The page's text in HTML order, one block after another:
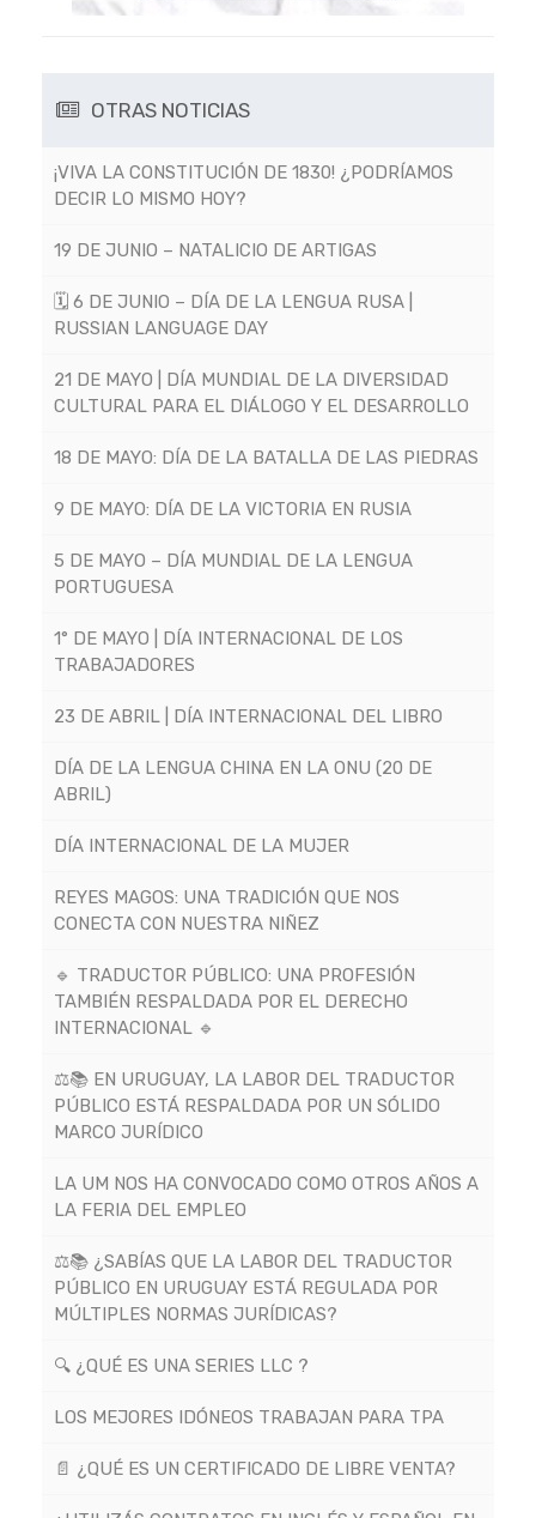
OTRAS NOTICIAS
¡VIVA LA CONSTITUCIÓN DE 1830! ¿PODRÍAMOS
DECIR LO MISMO HOY?
19 DE JUNIO – NATALICIO DE ARTIGAS
🗓 6 DE JUNIO – DÍA DE LA LENGUA RUSA |
RUSSIAN LANGUAGE DAY
21 DE MAYO | DÍA MUNDIAL DE LA DIVERSIDAD
CULTURAL PARA EL DIÁLOGO Y EL DESARROLLO
18 DE MAYO: DÍA DE LA BATALLA DE LAS PIEDRAS
9 DE MAYO: DÍA DE LA VICTORIA EN RUSIA
5 DE MAYO – DÍA MUNDIAL DE LA LENGUA
PORTUGUESA
1° DE MAYO | DÍA INTERNACIONAL DE LOS
TRABAJADORES
23 DE ABRIL | DÍA INTERNACIONAL DEL LIBRO
DÍA DE LA LENGUA CHINA EN LA ONU (20 DE
ABRIL)
DÍA INTERNACIONAL DE LA MUJER
REYES MAGOS: UNA TRADICIÓN QUE NOS
CONECTA CON NUESTRA NIÑEZ
🔹 TRADUCTOR PÚBLICO: UNA PROFESIÓN
TAMBIÉN RESPALDADA POR EL DERECHO
INTERNACIONAL 🔹
⚖️📚 EN URUGUAY, LA LABOR DEL TRADUCTOR
PÚBLICO ESTÁ RESPALDADA POR UN SÓLIDO
MARCO JURÍDICO
LA UM NOS HA CONVOCADO COMO OTROS AÑOS A
LA FERIA DEL EMPLEO
⚖️📚 ¿SABÍAS QUE LA LABOR DEL TRADUCTOR
PÚBLICO EN URUGUAY ESTÁ REGULADA POR
MÚLTIPLES NORMAS JURÍDICAS?
🔍 ¿QUÉ ES UNA SERIES LLC ?
LOS MEJORES IDÓNEOS TRABAJAN PARA TPA
📄 ¿QUÉ ES UN CERTIFICADO DE LIBRE VENTA?